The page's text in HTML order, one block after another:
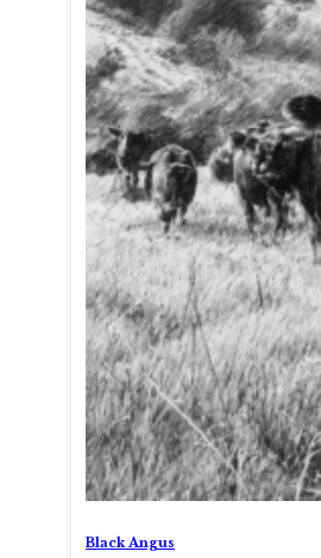
Black Angus